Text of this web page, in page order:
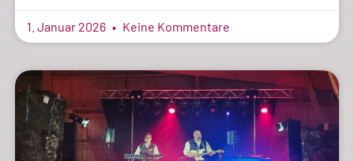
1. Januar 2026 Keine Kommentare